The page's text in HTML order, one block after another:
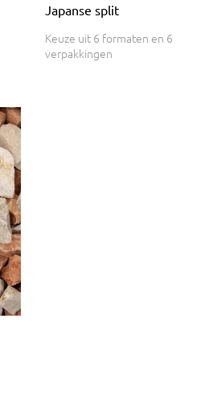
Japanse split
Keuze uit 6 formaten en 6
verpakkingen